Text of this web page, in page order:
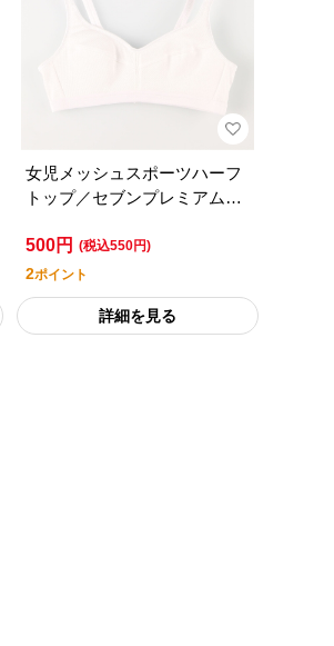
女児メッシュスポーツハーフ
トップ／セブンプレミアムラ
500円 (税込550円)
2ポイント
詳細を見る